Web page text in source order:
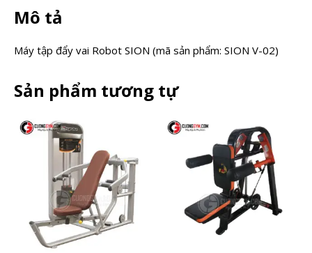
Mô tả
Máy tập đẩy vai Robot SION (mã sản phẩm: SION V-02)
Sản phẩm tương tự